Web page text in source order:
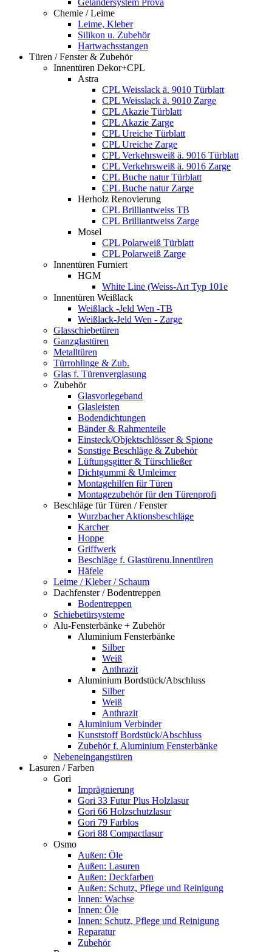
Geländersystem Prova
Chemie / Leime
Leime, Kleber
Silikon u. Zubehör
Hartwachsstangen
Türen / Fenster & Zubehör
Innentüren Dekor+CPL
Astra
CPL Weisslack ä. 9010 Türblatt
CPL Weisslack ä. 9010 Zarge
CPL Akazie Türblatt
CPL Akazie Zarge
CPL Ureiche Türblatt
CPL Ureiche Zarge
CPL Verkehrsweiß ä. 9016 Türblatt
CPL Verkehrsweiß ä. 9016 Zarge
CPL Buche natur Türblatt
CPL Buche natur Zarge
Herholz Renovierung
CPL Brilliantweiss TB
CPL Brilliantweiss Zarge
Mosel
CPL Polarweiß Türblatt
CPL Polarweiß Zarge
Innentüren Furniert
HGM
White Line (Weiss-Art Typ 101e
Innentüren Weißlack
Weißlack -Jeld Wen -TB
Weißlack-Jeld Wen - Zarge
Glasschiebetüren
Ganzglastüren
Metalltüren
Türrohlinge & Zub.
Glas f. Türenverglasung
Zubehör
Glasvorlegeband
Glasleisten
Bodendichtungen
Bänder & Rahmenteile
Einsteck/Objektschlösser & Spione
Sonstige Beschläge & Zubehör
Lüftungsgitter & Türschließer
Dichtgummi & Umleimer
Montagehilfen für Türen
Montagezubehör für den Türenprofi
Beschläge für Türen / Fenster
Wurzbacher Aktionsbeschläge
Karcher
Hoppe
Griffwerk
Beschläge f. Glastürenu.Innentüren
Häfele
Leime / Kleber / Schaum
Dachfenster / Bodentreppen
Bodentreppen
Schiebetürsysteme
Alu-Fensterbänke + Zubehör
Aluminium Fensterbänke
Silber
Weiß
Anthrazit
Aluminium Bordstück/Abschluss
Silber
Weiß
Anthrazit
Aluminium Verbinder
Kunststoff Bordstück/Abschluss
Zubehör f. Aluminium Fensterbänke
Nebeneingangstüren
Lasuren / Farben
Gori
Imprägnierung
Gori 33 Futur Plus Holzlasur
Gori 66 Holzschutzlasur
Gori 79 Farblos
Gori 88 Compactlasur
Osmo
Außen: Öle
Außen: Lasuren
Außen: Deckfarben
Außen: Schutz, Pflege und Reinigung
Innen: Wachse
Innen: Öle
Innen: Schutz, Pflege und Reinigung
Reparatur
Zubehör